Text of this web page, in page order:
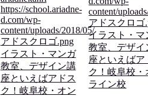
https://school.ariadne-
d.com/wp-
content/uploads/2018/05/
アドスクロゴ.png
イラスト・マンガ
教室、デザイン講
座といえばアドス
ク！岐阜校・オン
content/
アドスクロゴ
イラスト・マ
教室、デザイ
座といえばア
ク！岐阜校・
ライン校